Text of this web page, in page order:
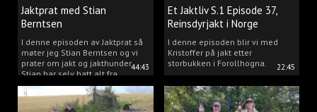
44:43
Jaktprat med Stian
Berntsen
I denne episoden av Jaktprat så
møter jeg Stian Berntsen og vi
prater om jakt og jakthunder.
Stian har selv hatt alt fra
støvere, til elghunder,
rådyrhunder, spetser, apportører
og stående fuglehunder.
22:45
Et Jaktliv S.1 Episode 37,
Reinsdyrjakt i Norge
I denne episoden blir vi med
Kristoffer på jakt etter
storbukken i Forollhogna.